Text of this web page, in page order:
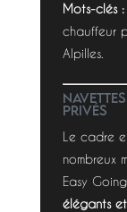
Mots-clés :
chauffeur
Alpilles.
privés
Le cadre
nombreux
Easy
élégants